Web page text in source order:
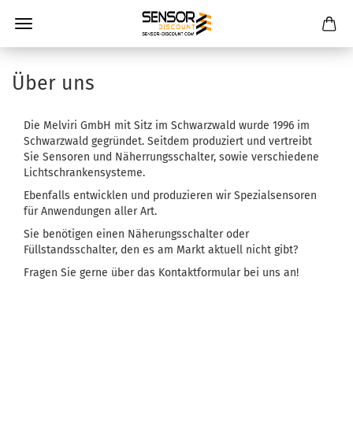
Über uns
Die Melviri GmbH mit Sitz im Schwarzwald wurde 1996 im
Schwarzwald gegründet. Seitdem produziert und vertreibt
Sie Sensoren und Näherrungsschalter, sowie verschiedene
Lichtschrankensysteme.
Ebenfalls entwicklen und produzieren wir Spezialsensoren
für Anwendungen aller Art.
Sie benötigen einen Näherungsschalter oder
Füllstandsschalter, den es am Markt aktuell nicht gibt?
Fragen Sie gerne über das Kontaktformular bei uns an!